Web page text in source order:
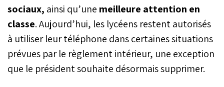
sociaux, ainsi qu’une meilleure attention en
classe. Aujourd’hui, les lycéens restent autorisés
à utiliser leur téléphone dans certaines situations
prévues par le règlement intérieur, une exception
que le président souhaite désormais supprimer.